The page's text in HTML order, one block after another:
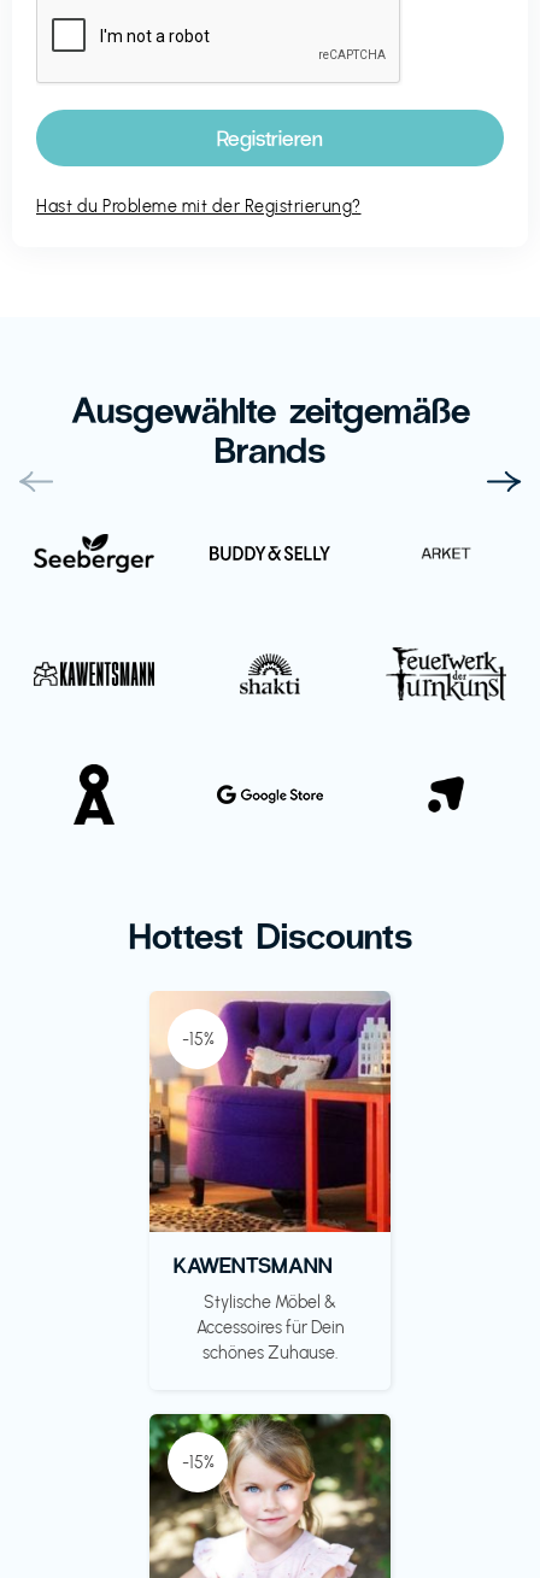
Hast du Probleme mit der Registrierung?
Ausgewählte zeitgemäße
Brands
Hottest Discounts
-15%
KAWENTSMANN
Stylische Möbel &
Accessoires für Dein
schönes Zuhause.
-15%